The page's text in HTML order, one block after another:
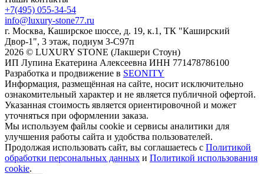
+7(495) 055-34-54
info@luxury-stone77.ru
г. Москва, Каширское шоссе, д. 19, к.1, ТК "Каширский
Двор-1", 3 этаж, подиум 3-С97п
2026 © LUXURY STONE (Лакшери Стоун)
ИП Лупина Екатерина Алексеевна ИНН 771478786100
Разработка и продвижение в SEONITY
Информация, размещённая на сайте, носит исключительно
ознакомительный характер и не является публичной офертой.
Указанная стоимость является ориентировочной и может
уточняться при оформлении заказа.
Мы используем файлы cookie и сервисы аналитики для
улучшения работы сайта и удобства пользователей.
Продолжая использовать сайт, вы соглашаетесь с Политикой
обработки персональных данных и Политикой использования
cookie.